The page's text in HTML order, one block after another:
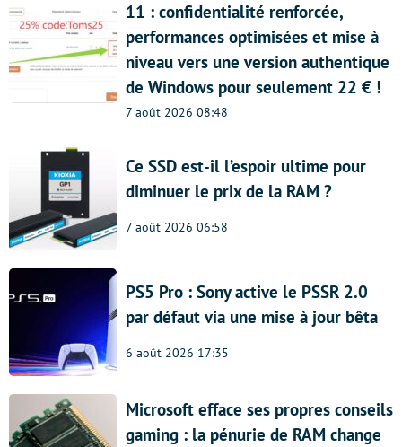
11 : confidentialité renforcée,
performances optimisées et mise à
niveau vers une version authentique
de Windows pour seulement 22 € !
7 août 2026 08:48
Ce SSD est-il l’espoir ultime pour
diminuer le prix de la RAM ?
7 août 2026 06:58
PS5 Pro : Sony active le PSSR 2.0
par défaut via une mise à jour bêta
6 août 2026 17:35
Microsoft efface ses propres conseils
gaming : la pénurie de RAM change